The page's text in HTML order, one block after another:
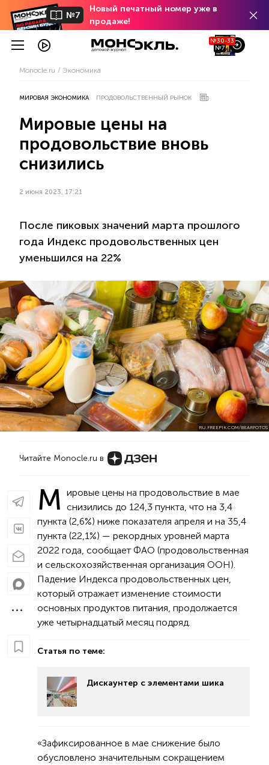
№7
Новый печатный номер уже в
продаже!
№30-33
№7
Monocle.ru Экономика
МИРОВАЯ ЭКОНОМИКА ПРОДОВОЛЬСТВЕННЫЙ РЫНОК
Мировые цены на
продовольствие вновь
снизились
2 июня 2023, 17:21
После пиковых значений марта прошлого
года Индекс продовольственных цен
уменьшился на 22%
RU.FREEPIK.COM/BEARFOTOS
Читайте Monocle.ru в
М ировые цены на продовольствие в мае
снизились до 124,3 пункта, что на 3,4
пункта (2,6%) ниже показателя апреля и на 35,4
пункта (22,1%) — рекордных уровней марта
2022 года, сообщает ФАО (продовольственная
и сельскохозяйственная организация ООН).
Падение Индекса продовольственных цен,
который отражает изменение стоимости
основных продуктов питания, продолжается
уже четырнадцатый месяц подряд.
Статья по теме:
Дискаунтер с элементами шика
«Зафиксированное в мае снижение было
обусловлено значительным сокращением